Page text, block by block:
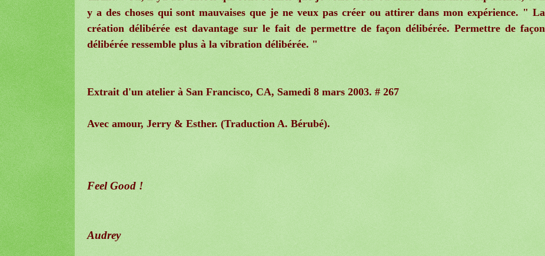
y a des choses qui sont mauvaises que je ne veux pas créer ou attirer dans mon expérience. " La
création délibérée est davantage sur le fait de permettre de façon délibérée. Permettre de façon
délibérée ressemble plus à la vibration délibérée. "
Extrait d'un atelier à San Francisco, CA, Samedi 8 mars 2003. # 267
Avec amour, Jerry & Esther. (Traduction A. Bérubé).
Feel Good !
Audrey